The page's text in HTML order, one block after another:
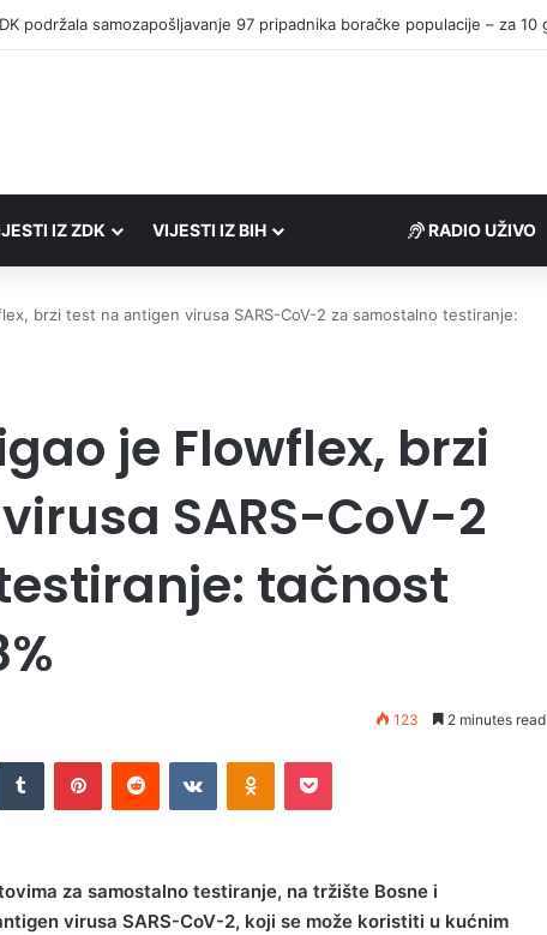
IZ ZDK VIJESTI IZ BIH RADIO UŽIVO
brzi test na antigen virusa SARS-CoV-2 za samostalno testiranje:
je Flowflex, brzi
SARS-CoV-2
tačnost
123 2 minutes read
Tumblr PinterestReddit VKontakteOdnoklassniki
Pocket
za samostalno testiranje, na tržište Bosne i
virusa SARS-CoV-2, koji se može koristiti u kućnim